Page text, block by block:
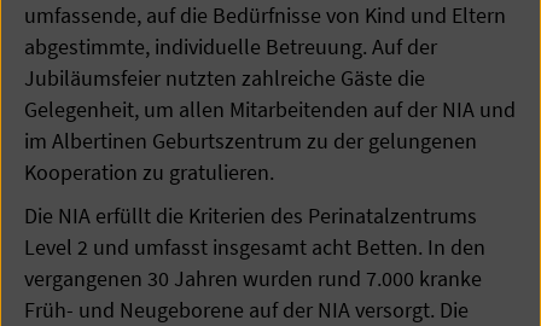
umfassende, auf die Bedürfnisse von Kind und Eltern
abgestimmte, individuelle Betreuung. Auf der
Jubiläumsfeier nutzten zahlreiche Gäste die
Gelegenheit, um allen Mitarbeitenden auf der NIA und
im Albertinen Geburtszentrum zu der gelungenen
Kooperation zu gratulieren.
Die NIA erfüllt die Kriterien des Perinatalzentrums
Level 2 und umfasst insgesamt acht Betten. In den
vergangenen 30 Jahren wurden rund 7.000 kranke
Früh- und Neugeborene auf der NIA versorgt. Die